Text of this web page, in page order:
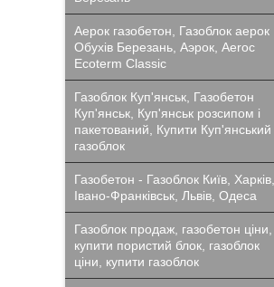
Аерок газобетон, Газоблок аерок
Обухів Березань, Аэрок, Aeroc
Ecoterm Classic
Газоблок Куп'янськ, Газобетон
Куп'янськ, Куп'янськ розсипом і
пакетований, Купити Куп'янський
газоблок
Газобетон - Газоблок Київ, Харків,
Івано-Франківськ, Львів, Одеса
Газоблок продаж, газобетон ціни,
купити пористий блок, газоблок
ціни, купити газоблок